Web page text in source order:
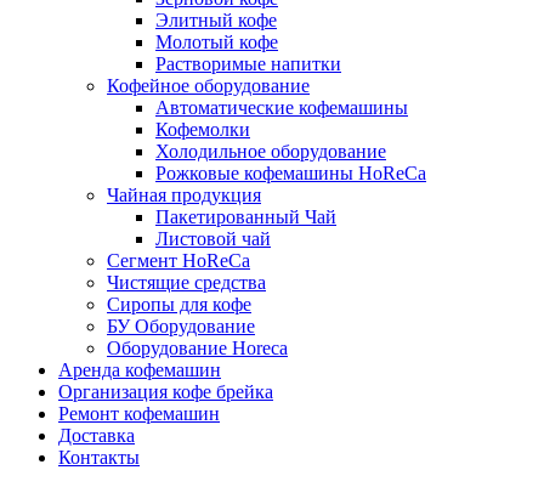
Элитный кофе
Молотый кофе
Растворимые напитки
Кофейное оборудование
Автоматические кофемашины
Кофемолки
Холодильное оборудование
Рожковые кофемашины HoReCa
Чайная продукция
Пакетированный Чай
Листовой чай
Сегмент HoReCa
Чистящие средства
Сиропы для кофе
БУ Оборудование
Оборудование Horeca
Аренда кофемашин
Организация кофе брейка
Ремонт кофемашин
Доставка
Контакты